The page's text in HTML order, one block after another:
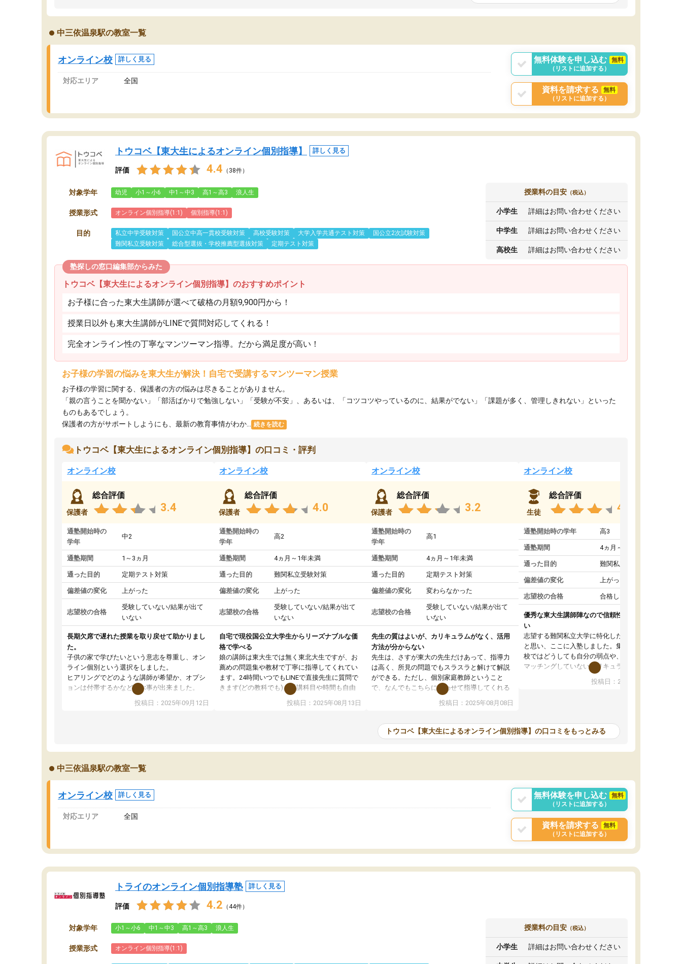
中三依温泉駅の教室一覧
オンライン校 詳しく見る
対応エリア 全国
無料体験を申し込む
無料
（リストに追加する）
資料を請求する
無料
（リストに追加する）
トウコベ【東大生によるオンライン個別指導】 詳しく見る
評価 4.4 （38件）
対象学年 幼児 小1～小6 中1～中3 高1～高3 浪人生
授業形式 オンライン個別指導(1:1) 個別指導(1:1)
目的 私立中学受験対策 国公立中高一貫校受験対策 高校受験対策 大学入学共通テスト対策
国公立2次試験対策
難関私立受験対策
総合型選抜・学校推薦型選抜対策 定期テスト対策
授業料の目安 （税込）
小学生 詳細はお問い合わせください
中学生 詳細はお問い合わせください
高校生 詳細はお問い合わせください
塾探しの窓口編集部からみた
トウコベ【東大生によるオンライン個別指導】のおすすめポイント
お子様に合った東大生講師が選べて破格の月額9,900円から！
授業日以外も東大生講師がLINEで質問対応してくれる！
完全オンライン性の丁寧なマンツーマン指導。だから満足度が高い！
お子様の学習の悩みを東大生が解決！自宅で受講するマンツーマン授業
お子様の学習に関する、保護者の方の悩みは尽きることがありません。
「親の言うことを聞かない」「部活ばかりで勉強しない」「受験が不安」、あるいは、「コツコツやっているのに、結果がでない」「課題が多く、管理しきれない」といった
ものもあるでしょう。
保護者の方がサポートしようにも、最新の教育事情がわか...
続きを読む
トウコベ【東大生によるオンライン個別指導】の口コミ・評判
オンライン校
保護者
総合評価
3.4
通塾開始時の
学年
中2
通塾期間 1～3ヵ月
通った目的 定期テスト対策
偏差値の変化 上がった
志望校の合格
受験していない/結果が出て
いない
長期欠席で遅れた授業を取り戻せて助かりまし
た。
子供の家で学びたいという意志を尊重し、オン
ライン個別という選択をしました。
ヒアリングでどのような講師が希望か、オプシ
ョンは付帯するかなど選ぶ事が出来ました。
講師とのマッチング後講師との初回ミーティン
グを行い、その講師で良いか他の講師を希望す
オンラインツールを使用した単語帳の共有があ
り宿題もそちらで出される形でした。
2ヶ月で担当講師の方がお辞めになると言う事で
講師変更の申し出があり、あまりに短期での変
更だった為、塾に通う事にして退会しました。
遅れも取り戻せ、授業内容や講師の方は良かっ
投稿日：2025年09月12日
オンライン校
保護者
総合評価
4.0
通塾開始時の
学年
高2
通塾期間 4ヵ月～1年未満
通った目的 難関私立受験対策
偏差値の変化 上がった
志望校の合格
受験していない/結果が出て
いない
自宅で現役国公立大学生からリーズナブルな価
格で学べる
娘の講師は東大生では無く東北大生ですが、お
薦めの問題集や教材で丁寧に指導してくれてい
ます。24時間いつでもLINEで直接先生に質問で
きます(どの教科でも)。受講科目や時間も自由
に決めれるので、個人に合った勉強ができると
思います。カリキュラム相談みたいなのがあり
ます。講師も合わなければチェンジできます
投稿日：2025年08月13日
オンライン校
保護者
総合評価
3.2
通塾開始時の
学年
高1
通塾期間 4ヵ月～1年未満
通った目的 定期テスト対策
偏差値の変化 変わらなかった
志望校の合格
受験していない/結果が出て
いない
先生の質はよいが、カリキュラムがなく、活用
方法が分からない
先生は、さすが東大の先生だけあって、指導力
は高く、所見の問題でもスラスラと解けて解説
ができる。ただし、個別家庭教師ということ
で、なんでもこちらに合わせて指導してくれる
のだが、具体的なカリキュラムがない。当方
は、授業の先取り学習をするため、学校の教科
いただいたが、1時間の時間を使って進められる
範囲は限られており、それであれば自学自習で
なく、上手い活用の仕方が分からず辞めること
投稿日：2025年08月08日
オンライン校
生徒
総合評価
4.4
通塾開始時の学年 高3
通塾期間 4ヵ月～1年未満
通った目的 難関私立受験対策
偏差値の変化 上がった
志望校の合格 合格した
優秀な東大生講師陣なので信頼性や安心感が高
い
志望する難関私立大学に特化した準備をしたい
と思い、ここに入塾しました。集団指導の予備
校ではどうしても自分の弱点や、志望校対策に
マッチングしていないカリキュラムに不安を感
また受験のノウハウを蓄積している優秀な東大
ツーマン指導によって、自分の志望校にふさわ
しいオリジナルのカリキュラムを提案してくれ
と感じました。
投稿日：2024年02月19日
トウコベ【東大生によるオンライン個別指導】の口コミをもっとみる
中三依温泉駅の教室一覧
オンライン校 詳しく見る
対応エリア 全国
無料体験を申し込む
無料
（リストに追加する）
資料を請求する
無料
（リストに追加する）
トライのオンライン個別指導塾 詳しく見る
評価 4.2 （44件）
対象学年 小1～小6 中1～中3 高1～高3 浪人生
授業形式 オンライン個別指導(1:1)
授業料の目安 （税込）
小学生 詳細はお問い合わせください